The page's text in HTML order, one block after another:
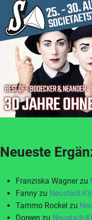
Neueste
Franziska Wagnerzu
Fanny zu Neustadt-
Tammo Rockel zu
Doreen zu Neustadt-